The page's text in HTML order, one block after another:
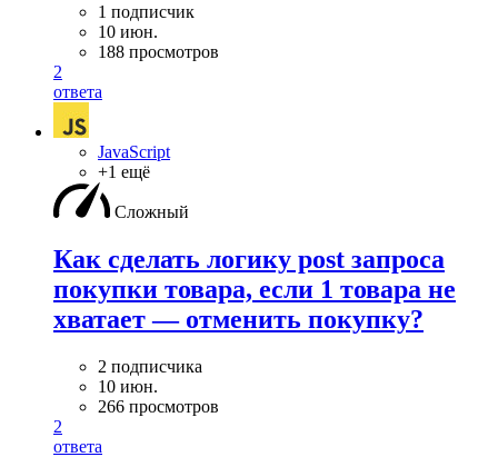
1 подписчик
10 июн.
188 просмотров
2
ответа
JavaScript
+1 ещё
Сложный
Как сделать логику post запроса
покупки товара, если 1 товара не
хватает — отменить покупку?
2 подписчика
10 июн.
266 просмотров
2
ответа